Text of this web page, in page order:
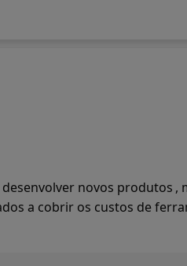
desenvolver novos produtos ,
a cobrir os custos de